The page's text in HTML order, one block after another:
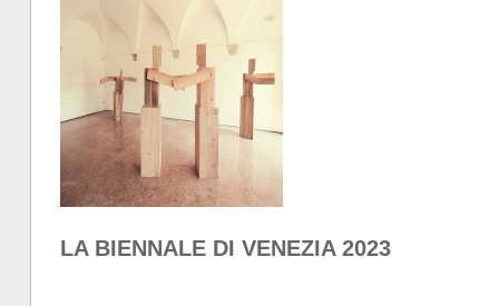
LA BIENNALE DI VENEZIA 2023